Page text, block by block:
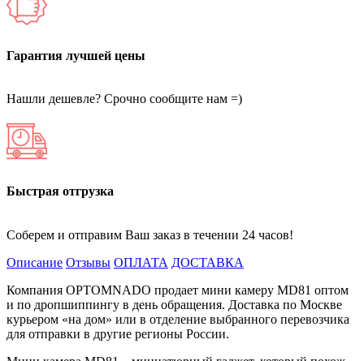
Гарантия лучшей цены
Нашли дешевле? Срочно сообщите нам =)
Быстрая отгрузка
Соберем и отправим Ваш заказ в течении 24 часов!
Описание Отзывы ОПЛАТА ДОСТАВКА
Компания OPTOMNADO продает мини камеру MD81 оптом
и по дропшиппингу в день обращения. Доставка по Москве
курьером «на дом» или в отделение выбранного перевозчика
для отправки в другие регионы России.